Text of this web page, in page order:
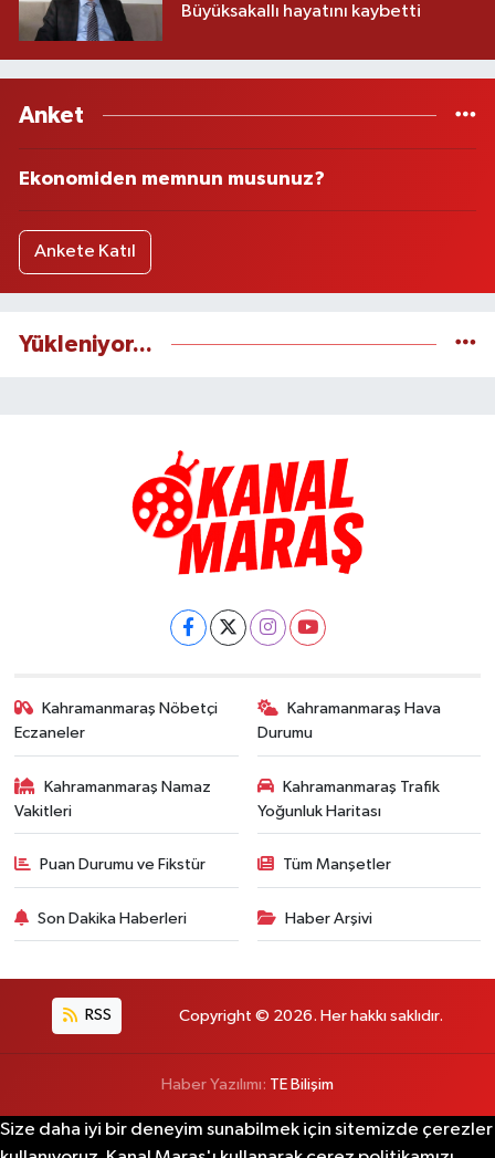
Büyüksakallı hayatını kaybetti
Anket
Ekonomiden memnun musunuz?
Ankete Katıl
Yükleniyor...
Kahramanmaraş Nöbetçi
Eczaneler
Kahramanmaraş Hava
Durumu
Kahramanmaraş Namaz
Vakitleri
Kahramanmaraş Trafik
Yoğunluk Haritası
Puan Durumu ve Fikstür Tüm Manşetler
Son Dakika Haberleri Haber Arşivi
RSS Copyright © 2026. Her hakkı saklıdır.
Haber Yazılımı: TE Bilişim
Size daha iyi bir deneyim sunabilmek için sitemizde çerezler